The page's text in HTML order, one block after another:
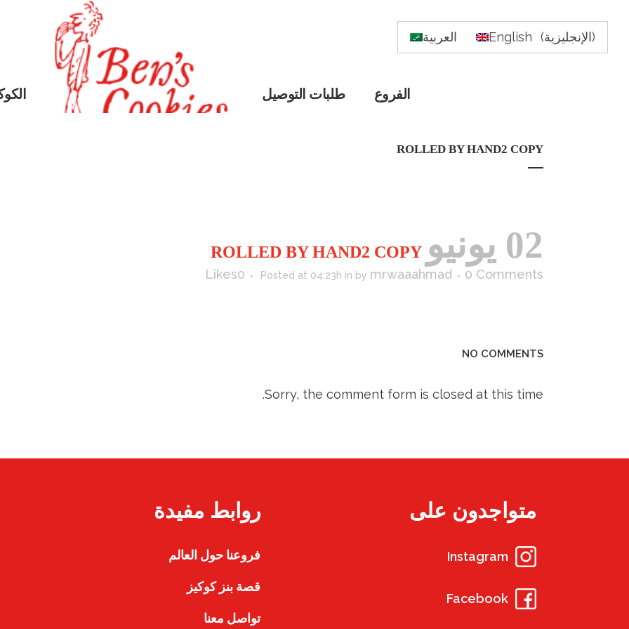
العربية English (الإنجليزية)
الفروع طلبات التوصيل
ROLLED BY HAND2 COPY
02 يونيو
Posted at 04:23h in by mrwaaahmad 0 Comments
0
Likes
NO COMMENTS
Sorry, the comment form is closed at this time.
روابط مفيدة
فروعنا حول العالم
قصة بنز كوكيز
تواصل معنا
متواجدون على
Instagram
Facebook